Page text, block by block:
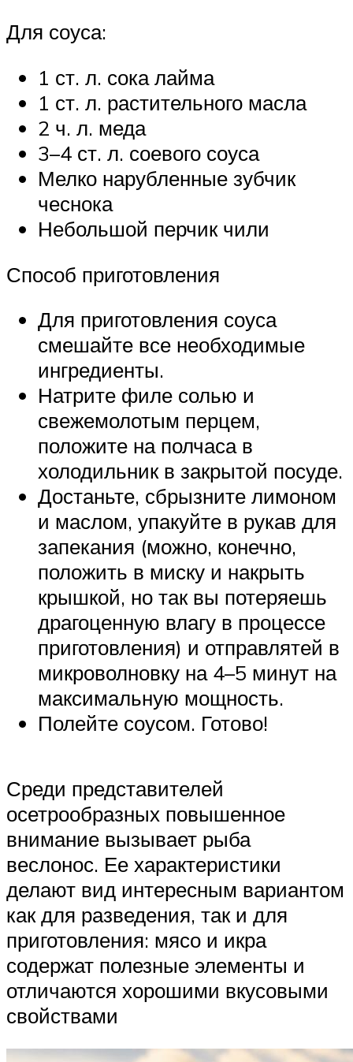
Для соуса:
1 ст. л. сока лайма
1 ст. л. растительного масла
2 ч. л. меда
3–4 ст. л. соевого соуса
Мелко нарубленные зубчик
чеснока
Небольшой перчик чили
Способ приготовления
Для приготовления соуса
смешайте все необходимые
ингредиенты.
Натрите филе солью и
свежемолотым перцем,
положите на полчаса в
холодильник в закрытой посуде.
Достаньте, сбрызните лимоном
и маслом, упакуйте в рукав для
запекания (можно, конечно,
положить в миску и накрыть
крышкой, но так вы потеряешь
драгоценную влагу в процессе
приготовления) и отправлятей в
микроволновку на 4–5 минут на
максимальную мощность.
Полейте соусом. Готово!
Среди представителей
осетрообразных повышенное
внимание вызывает рыба
веслонос. Ее характеристики
делают вид интересным вариантом
как для разведения, так и для
приготовления: мясо и икра
содержат полезные элементы и
отличаются хорошими вкусовыми
свойствами